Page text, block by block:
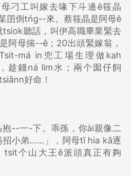
刁工叫嫁去喙下斗邊ê筱晶
囝倒tńg--來。蔡筱晶是阿母ê
聽話，叫伊高職畢業緊去
阿母揣--ê；20出頭緊嫁翁，
má in兜工場生理做kah
趁錢ná lim水；兩个囡仔飼
好命！
抱--一-下。乖孫，你ài親像二
招小弟……」，阿母tī hia kā逐
tsit个山大王ê派頭真正有夠